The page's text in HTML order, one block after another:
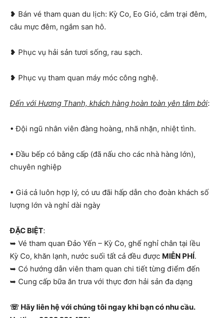
❥ Bán vé tham quan du lịch: Kỳ Co, Eo Gió, cắm trại đêm,
câu mực đêm, ngắm san hô.
❥ Phục vụ hải sản tươi sống, rau sạch.
❥ Phục vụ tham quan máy móc công nghệ.
Đến với Hương Thanh, khách hàng hoàn toàn yên tâm bởi:
• Đội ngũ nhân viên đàng hoàng, nhã nhặn, nhiệt tình.
• Đầu bếp có bằng cấp (đã nấu cho các nhà hàng lớn),
chuyên nghiệp
• Giá cả luôn hợp lý, có ưu đãi hấp dẫn cho đoàn khách số
lượng lớn và nghỉ dài ngày
ĐẶC BIỆT:
➥ Vé tham quan Đảo Yến – Kỳ Co, ghế nghỉ chân tại lều
Kỳ Co, khăn lạnh, nước suối tất cả đều được MIỄN PHÍ.
➥ Có hướng dẫn viên tham quan chi tiết từng điểm đến
➥ Cung cấp bữa ăn trưa với thực đơn hải sản đa dạng
☏ Hãy liên hệ với chúng tôi ngay khi bạn có nhu cầu.